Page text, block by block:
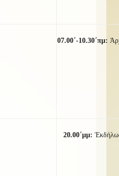
07.00΄-10.30΄πμ:
20.00΄μμ: